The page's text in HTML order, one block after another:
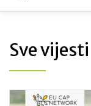
Sve vijesti